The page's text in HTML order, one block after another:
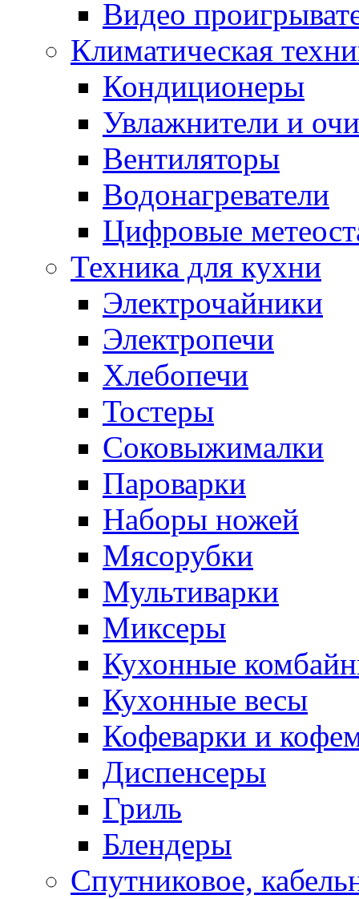
Видео
Климатическая
Кондиционеры
Увлажнители и
Вентиляторы
Водонагреватели
Цифровые
Техника для кухни
Электрочайники
Электропечи
Хлебопечи
Тостеры
Соковыжималки
Пароварки
Наборы ножей
Мясорубки
Мультиварки
Миксеры
Кухонные
Кухонные весы
Кофеварки и
Диспенсеры
Гриль
Блендеры
Спутниковое,